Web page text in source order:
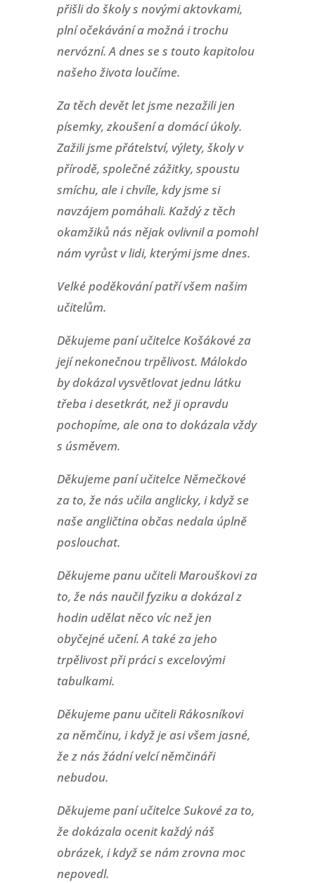
přišli do školy s novými aktovkami,
plní očekávání a možná i trochu
nervózní. A dnes se s touto kapitolou
našeho života loučíme.
Za těch devět let jsme nezažili jen
písemky, zkoušení a domácí úkoly.
Zažili jsme přátelství, výlety, školy v
přírodě, společné zážitky, spoustu
smíchu, ale i chvíle, kdy jsme si
navzájem pomáhali. Každý z těch
okamžiků nás nějak ovlivnil a pomohl
nám vyrůst v lidi, kterými jsme dnes.
Velké poděkování patří všem našim
učitelům.
Děkujeme paní učitelce Košákové za
její nekonečnou trpělivost. Málokdo
by dokázal vysvětlovat jednu látku
třeba i desetkrát, než ji opravdu
pochopíme, ale ona to dokázala vždy
s úsměvem.
Děkujeme paní učitelce Němečkové
za to, že nás učila anglicky, i když se
naše angličtina občas nedala úplně
poslouchat.
Děkujeme panu učiteli Marouškovi za
to, že nás naučil fyziku a dokázal z
hodin udělat něco víc než jen
obyčejné učení. A také za jeho
trpělivost při práci s excelovými
tabulkami.
Děkujeme panu učiteli Rákosníkovi
za němčinu, i když je asi všem jasné,
že z nás žádní velcí němčináři
nebudou.
Děkujeme paní učitelce Sukové za to,
že dokázala ocenit každý náš
obrázek, i když se nám zrovna moc
nepovedl.